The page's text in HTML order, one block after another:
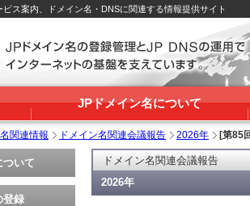
ス案内、ドメイン名・DNSに関連する情報提供サイト
JPドメイン名について
関連情報 ドメイン名関連会議報告 2026年 [第85
ドメイン名関連会議報告
2026年
ついて
登録